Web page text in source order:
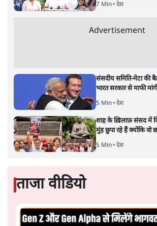
सतीश झा
भारत-यूरोपीय संघ मुक्त व्यापार समझौताः क्या
का झुकाव एक लंबा रणनीतिक नज़रिया है या
अमेरिकी अनिश्चितता की वजह से उठाया गया एक
पत्रकार सतीश झा का आकलनः
कूटनीति में समय ही सबसे
ओर ताज़ा झुकाव—जिसका ठोस रूप हाल ही में
किसी दीर्घकालिक रणनीतिक दूरदृष्टि की